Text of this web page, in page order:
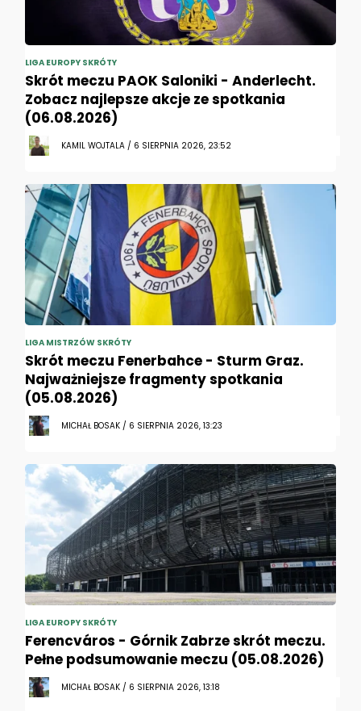
LIGA EUROPY SKRÓTY
Skrót meczu PAOK Saloniki - Anderlecht.
Zobacz najlepsze akcje ze spotkania
(06.08.2026)
KAMIL WOJTALA / 6 SIERPNIA 2026, 23:52
LIGA MISTRZÓW SKRÓTY
Skrót meczu Fenerbahce - Sturm Graz.
Najważniejsze fragmenty spotkania
(05.08.2026)
MICHAŁ BOSAK / 6 SIERPNIA 2026, 13:23
LIGA EUROPY SKRÓTY
Ferencváros - Górnik Zabrze skrót meczu.
Pełne podsumowanie meczu (05.08.2026)
MICHAŁ BOSAK / 6 SIERPNIA 2026, 13:18